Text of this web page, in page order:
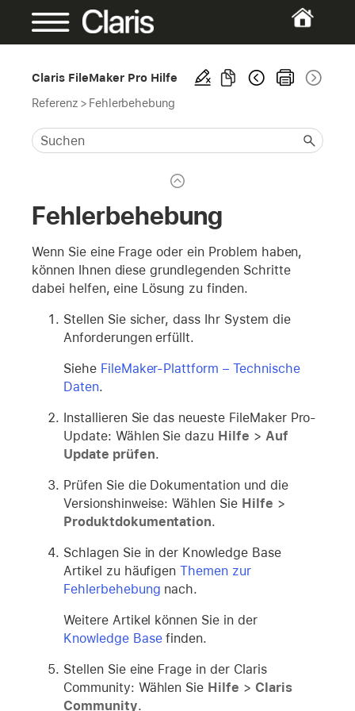
Claris FileMaker Pro Hilfe
Referenz > Fehlerbehebung
Fehlerbehebung
Wenn Sie eine Frage oder ein Problem haben,
können Ihnen diese grundlegenden Schritte
dabei helfen, eine Lösung zu finden.
Stellen Sie sicher, dass Ihr System die
Anforderungen erfüllt.
Siehe FileMaker-Plattform – Technische
Daten.
Installieren Sie das neueste FileMaker Pro-
Update: Wählen Sie dazu Hilfe > Auf
Update prüfen.
Prüfen Sie die Dokumentation und die
Versionshinweise: Wählen Sie Hilfe >
Produktdokumentation.
Schlagen Sie in der Knowledge Base
Artikel zu häufigenThemen zur
Fehlerbehebung nach.
Weitere Artikel können Sie in der
Knowledge Basefinden.
Stellen Sie eine Frage in der Claris
Community: Wählen Sie Hilfe > Claris
Community.